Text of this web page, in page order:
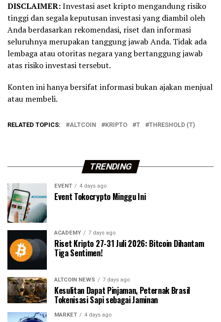
DISCLAIMER:Investasi aset kripto mengandung risiko
tinggi dan segala keputusan investasi yang diambil oleh
Anda berdasarkan rekomendasi, riset dan informasi
seluruhnya merupakan tanggung jawab Anda. Tidak ada
lembaga atau otoritas negara yang bertanggung jawab
atas risiko investasi tersebut.
Konten ini hanya bersifat informasi bukan ajakan menjual
atau membeli.
RELATED TOPICS: ALTCOIN KRIPTO T THRESHOLD (T)
TRENDING
EVENT 4 days ago
Event Tokocrypto Minggu Ini
ACADEMY 7 days ago
Riset Kripto 27-31 Juli 2026: Bitcoin Dihantam
Tiga Sentimen!
ALTCOIN NEWS 7 days ago
Kesulitan Dapat Pinjaman, Peternak Brasil
Tokenisasi Sapi sebagai Jaminan
MARKET 4 days ago